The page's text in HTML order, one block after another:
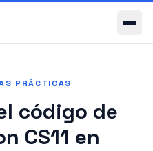
PRÁCTICAS
código de
CS11 en